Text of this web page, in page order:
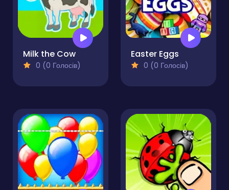
Milk the Cow
0 (0 Голосів)
Easter Eggs
0 (0 Голосів)